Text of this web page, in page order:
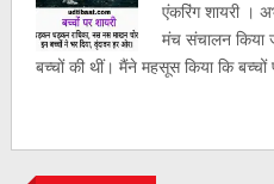
एंकरिंग शायरी ।
मंच संचालन किया
बच्चों की थीं। मैंने महसूस किया कि